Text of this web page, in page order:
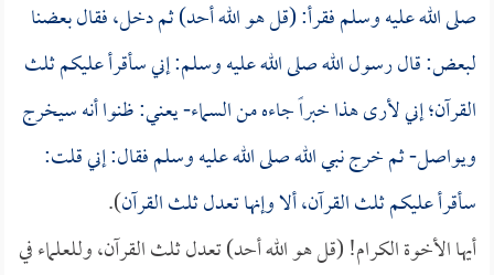
صلى الله عليه وسلم فقرأ: (قل هو الله أحد) ثم دخل، فقال بعضنا
لبعض: قال رسول الله صلى الله عليه وسلم: إني سأقرأ عليكم ثلث
القرآن؛ إني لأرى هذا خبراً جاءه من السماء- يعني: ظنوا أنه سيخرج
ويواصل- ثم خرج نبي الله صلى الله عليه وسلم فقال: إني قلت:
سأقرأ عليكم ثلث القرآن، ألا وإنها تعدل ثلث القرآن).
أيها الأخوة الكرام! (قل هو الله أحد) تعدل ثلث القرآن، وللعلماء في